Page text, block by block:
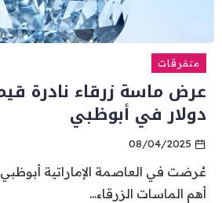
متفرقات
دولار في أبوظبي
08/04/2025
عُرضت في العاصمة الإماراتية أبوظبي
أهم الماسات الزرقاء...